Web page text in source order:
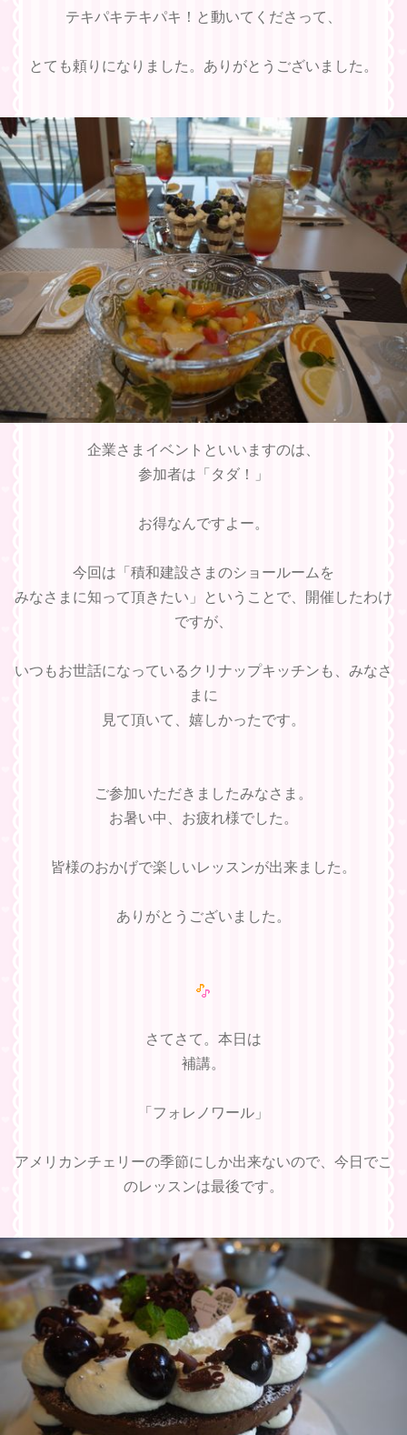
テキパキテキパキ！と動いてくださって、
とても頼りになりました。ありがとうございました。
企業さまイベントといいますのは、
参加者は「タダ！」
お得なんですよー。
今回は「積和建設さまのショールームを
みなさまに知って頂きたい」ということで、開催したわけ
ですが、
いつもお世話になっているクリナップキッチンも、みなさ
まに
見て頂いて、嬉しかったです。
ご参加いただきましたみなさま。
お暑い中、お疲れ様でした。
皆様のおかげで楽しいレッスンが出来ました。
ありがとうございました。
さてさて。本日は
補講。
「フォレノワール」
アメリカンチェリーの季節にしか出来ないので、今日でこ
のレッスンは最後です。